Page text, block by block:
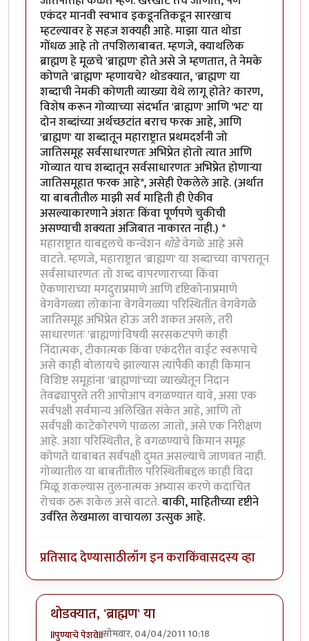
एकंदर मानवी स्वभाव इकडूनतिकडून सारखाच
म्हटल्यावर हे सहज शक्यही आहे. माझा यात थोडा
गोंधळ आहे तो तपशिलाबाबत. म्हणजे, क्याथलिक
ब्राह्मण हे मूळचे 'ब्राह्मण' होते असे जे म्हणतात, ते नेमके
कोणते 'ब्राह्मण' म्हणायचे? थोडक्यात, 'ब्राह्मण' या
शब्दाची नेमकी कोणती व्याख्या येथे लागू होते? कारण,
विशेष करून गोव्याच्या संदर्भात 'ब्राह्मण' आणि 'भट' या
दोन शब्दांच्या अर्थच्छटांत बराच फरक आहे, आणि
'ब्राह्मण' या शब्दातून महाराष्ट्रात प्रथमदर्शनी जो
जातिसमूह सर्वसाधारणतः अभिप्रेत होतो त्यात आणि
गोव्यात याच शब्दातून सर्वसाधारणतः अभिप्रेत होणार्‍या
जातिसमूहात फरक आहे*, असेही ऐकलेले आहे. (अर्थात
या बाबतीतील माझी सर्व माहिती ही ऐकीव
असल्याकारणाने अंशतः किंवा पूर्णपणे चुकीची
असण्याची शक्यता अजिबात नाकारत नाही.) *
महाराष्ट्रात याबद्दलचे कन्वेंशन थोडेवेगळे आहे असे
वाटते. म्हणजे, महाराष्ट्रात 'ब्राह्मण' या शब्दाच्या वापरातून
सर्वसाधारणतः तो शब्द वापरणाराच्या किंवा
ऐकणाराच्या मगदुराप्रमाणे आणि दृष्टिकोनाप्रमाणे
वेगवेगळ्या लोकांना वेगवेगळ्या परिस्थितींत वेगवेगळे
जातिसमूह अभिप्रेत होऊ जरी शकत असले, तरी
साधारणतः 'ब्राह्मणां'विषयी सरसकटपणे काही
निंदात्मक, टीकात्मक किंवा एकंदरीत वाईट स्वरूपाचे
असे काही बोलायचे झाल्यास त्यांपैकी काही किमान
विशिष्ट समूहांना 'ब्राह्मणां'च्या व्याख्येतून निदान
तेवढ्यापुरते तरी आपोआप वगळण्यात यावे, असा एक
सर्वपक्षी सर्वमान्य अलिखित संकेत आहे, आणि तो
सर्वपक्षी काटेकोरपणे पाळला जातो, असे एक निरीक्षण
आहे. अशा परिस्थितीत, हे वगळण्याचे किमान समूह
कोणते याबाबत सर्वपक्षी दुमत असल्याचे जाणवत नाही.
गोव्यातील या बाबतीतील परिस्थितीबद्दल काही विदा
मिळू शकल्यास तुलनात्मक अभ्यास करणे कदाचित
रोचक ठरू शकेल असे वाटते.बाकी, माहितीच्या दृष्टीने
उर्वरित लेखमाला वाचायला उत्सुक आहे.
प्रतिसाद देण्यासाठीलॉग इन कराकिंवासदस्य व्हा
थोडक्यात, 'ब्राह्मण' या
llपुण्याचे पेशवेllसोमवार, 04/04/2011 10:18